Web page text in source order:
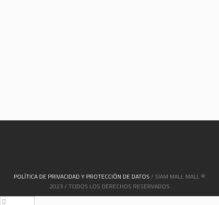
POLÍTICA DE PRIVACIDAD Y PROTECCIÓN DE DATOS / SIAM MALL MALL ©
2023 / TODOS LOS DERECHOS RESERVADOS